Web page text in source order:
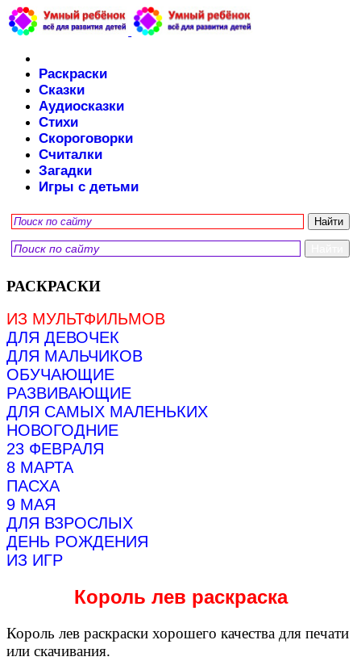
Раскраски
Сказки
Аудиосказки
Стихи
Скороговорки
Считалки
Загадки
Игры с детьми
РАСКРАСКИ
ИЗ МУЛЬТФИЛЬМОВ
ДЛЯ ДЕВОЧЕК
ДЛЯ МАЛЬЧИКОВ
ОБУЧАЮЩИЕ
РАЗВИВАЮЩИЕ
ДЛЯ САМЫХ МАЛЕНЬКИХ
НОВОГОДНИЕ
23 ФЕВРАЛЯ
8 МАРТА
ПАСХА
9 МАЯ
ДЛЯ ВЗРОСЛЫХ
ДЕНЬ РОЖДЕНИЯ
ИЗ ИГР
Король лев раскраска
Король лев раскраски хорошего качества для печати
или скачивания.